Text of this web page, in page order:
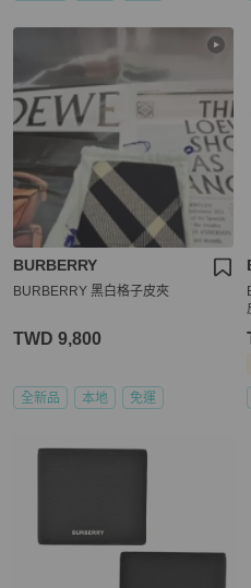
BURBERRY
BURBERRY 黑白格子皮夾
TWD 9,800
全新品 本地 免運